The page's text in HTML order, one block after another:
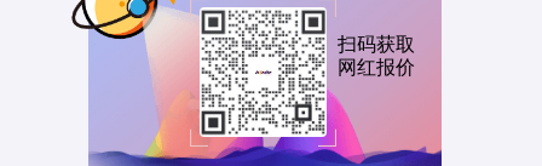
扫码获取
网红报价